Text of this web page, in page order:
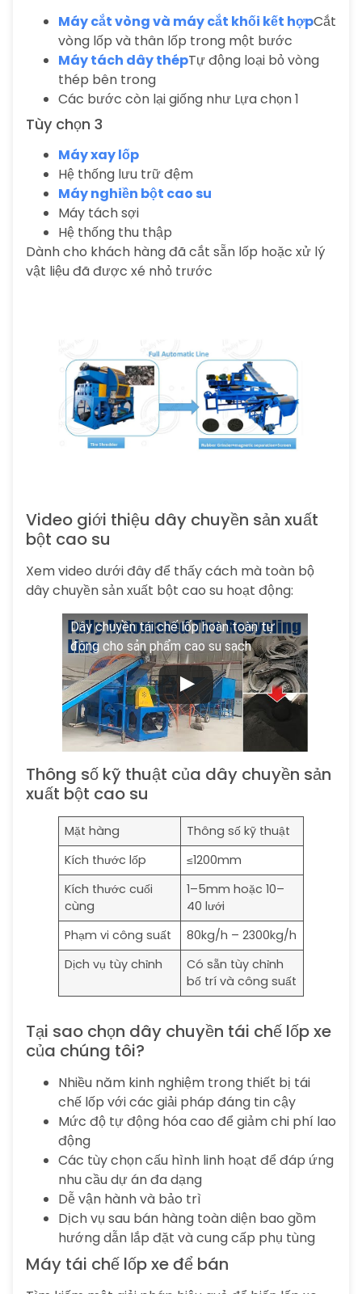
Máy cắt vòng và máy cắt khối kết hợpCắt
vòng lốp và thân lốp trong một bước
Máy tách dây thépTự động loại bỏ vòng
thép bên trong
Các bước còn lại giống như Lựa chọn 1
Tùy chọn 3
Máy xay lốp
Hệ thống lưu trữ đệm
Máy nghiền bột cao su
Máy tách sợi
Hệ thống thu thập
Dành cho khách hàng đã cắt sẵn lốp hoặc xử lý
vật liệu đã được xé nhỏ trước
Video giới thiệu dây chuyền sản xuất
bột cao su
Xem video dưới đây để thấy cách mà toàn bộ
dây chuyền sản xuất bột cao su hoạt động:
Dây chuyền tái chế lốp hoàn toàn tự
động cho sản phẩm cao su sạch
Thông số kỹ thuật của dây chuyền sản
xuất bột cao su
Mặt hàng
Thông số kỹ thuật
Kích thước lốp
≤1200mm
Kích thước cuối
cùng
1–5mm hoặc 10–
40 lưới
Phạm vi công suất
80kg/h – 2300kg/h
Dịch vụ tùy chỉnh
Có sẵn tùy chỉnh
bố trí và công suất
Tại sao chọn dây chuyền tái chế lốp xe
của chúng tôi?
Nhiều năm kinh nghiệm trong thiết bị tái
chế lốp với các giải pháp đáng tin cậy
Mức độ tự động hóa cao để giảm chi phí lao
động
Các tùy chọn cấu hình linh hoạt để đáp ứng
nhu cầu dự án đa dạng
Dễ vận hành và bảo trì
Dịch vụ sau bán hàng toàn diện bao gồm
hướng dẫn lắp đặt và cung cấp phụ tùng
Máy tái chế lốp xe để bán